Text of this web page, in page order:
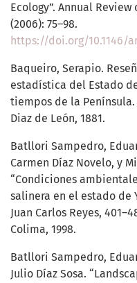
Ecology”. Annual
(2006): 75–98.
https://doi.org/10.1146/
Baqueiro, Serapio.
estadística del Estado
tiempos de la
Diaz de León, 1881.
Batllori Sampedro,
Carmen Díaz Novelo, y
“Condiciones
salinera en el estado de
Juan Carlos Reyes,
Colima, 1998.
Batllori Sampedro,
Julio Díaz Sosa.